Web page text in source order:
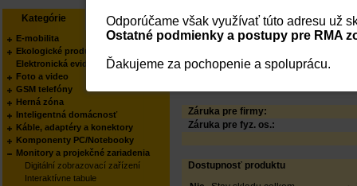
Kód:
Part No.:
EAN Kód:
Výrobca:
Váš obchodník:
Záruka pre firmy:
Záruka pre fyz. os.:
Dostupnosť produktu
Kategórie Výrobcovia
E-mobilita
Ekologické produkty
Elektronická evidencia tržieb
Foto a video
GSM telefóny
Herná zóna
Inteligentná domácnosť
Káble, adaptéry a konektory
Komponenty PC/Notebooky
Monitory a projekčné zariadenia
Digitální zobrazovací zařízení
Interaktívne tabule
Odporúčame však využívať túto adresu už
Ostatné podmienky a postupy pre RMA
Ďakujeme za pochopenie a spoluprácu.